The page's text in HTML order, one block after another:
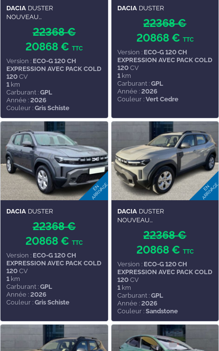
DACIA DUSTER
NOUVEAU...
22368 €
20868 €TTC
Version : ECO-G 120 CH
EXPRESSION AVEC PACK COLD
120 CV
1 km
Carburant : GPL
Année : 2026
Couleur : Gris Schiste
DACIA DUSTER
22368 €
20868 € TTC
Version : ECO-G 120 CH
EXPRESSION AVEC PACK COLD
120CV
1km
Carburant : GPL
Année : 2026
Couleur : Vert Cedre
DACIA DUSTER
22368 €
20868 €TTC
Version : ECO-G 120 CH
EXPRESSION AVEC PACK COLD
120 CV
1 km
Carburant : GPL
Année : 2026
Couleur : Gris Schiste
DACIA DUSTER
NOUVEAU...
22368 €
20868 € TTC
Version : ECO-G 120 CH
EXPRESSION AVEC PACK COLD
120CV
1km
Carburant : GPL
Année : 2026
Couleur : Sandstone